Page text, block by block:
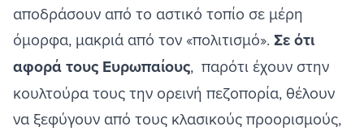
αποδράσουν από το αστικό τοπίο σε μέρη
όμορφα, μακριά από τον «πολιτισμό». Σε ότι
αφορά τους Ευρωπαίους, παρότι έχουν στην
κουλτούρα τους την ορεινή πεζοπορία, θέλουν
να ξεφύγουν από τους κλασικούς προορισμούς,